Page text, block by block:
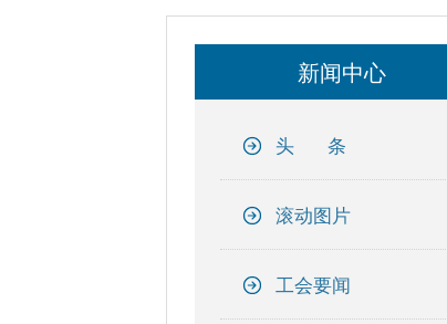
新闻中心
头 条
滚动图片
工会要闻